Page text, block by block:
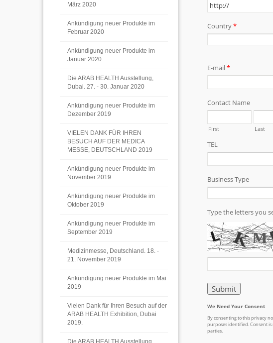
März 2020
Ankündigung neuer Produkte im
Februar 2020
Ankündigung neuer Produkte im
Januar 2020
Die ARAB HEALTH Ausstellung,
Dubai. 27. - 30. Januar 2020
Ankündigung neuer Produkte im
Dezember 2019
VIELEN DANK FÜR IHREN
BESUCH AUF DER MEDICA
MESSE, DEUTSCHLAND 2019
Ankündigung neuer Produkte im
November 2019
Ankündigung neuer Produkte im
Oktober 2019
Ankündigung neuer Produkte im
September 2019
Medizinmesse, Deutschland. 18. -
21. November 2019
Ankündigung neuer Produkte im Mai
2019
Vielen Dank für Ihren Besuch auf der
ARAB HEALTH Exhibition, Dubai
2019.
Die ARAB HEALTH Ausstellung,